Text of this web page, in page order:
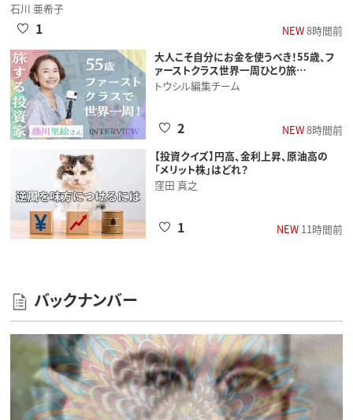
石川 亜希子
NEW8時間前
1
大人こそ自分にお金を使うべき！55歳、フ
ァーストクラス世界一周ひとり旅…
トウシル編集チーム
NEW8時間前
2
【投資クイズ】円高、金利上昇、原油高の
「メリット株」はどれ？
窪田 真之
NEW11時間前
1
バックナンバー